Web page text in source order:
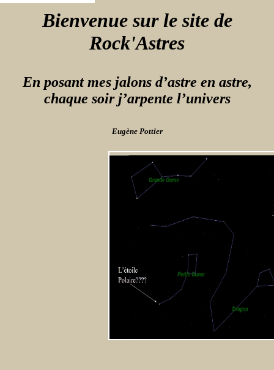
Bienvenue sur le site de
Rock'Astres
En posant mes jalons d’astre en astre,
chaque soir j’arpente l’univers
Eugène Pottier